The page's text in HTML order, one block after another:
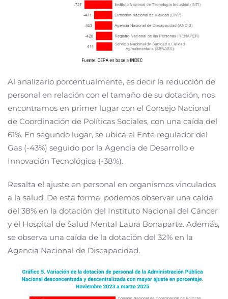
Al analizarlo porcentualmente, es decir la reducción de
personal en relación con el tamaño de su dotación, nos
encontramos en primer lugar con el Consejo Nacional
de Coordinación de Políticas Sociales, con una caída del
61%. En segundo lugar, se ubica el Ente regulador del
Gas (-43%) seguido por la Agencia de Desarrollo e
Innovación Tecnológica (-38%).
Resalta el ajuste en personal en organismos vinculados
a la salud. De esta forma, podemos observar una caída
del 38% en la dotación del Instituto Nacional del Cáncer
y el Hospital de Salud Mental Laura Bonaparte. Además,
se observa una caída de la dotación del 32% en la
Agencia Nacional de Discapacidad.